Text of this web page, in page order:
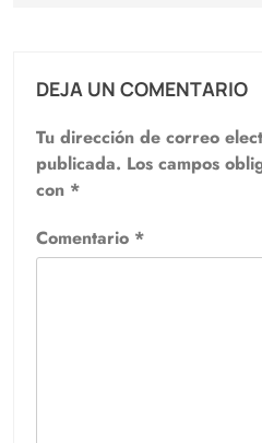
DEJA UN COMENTARIO
Tu dirección de correo
publicada. Los campos
con *
Comentario *